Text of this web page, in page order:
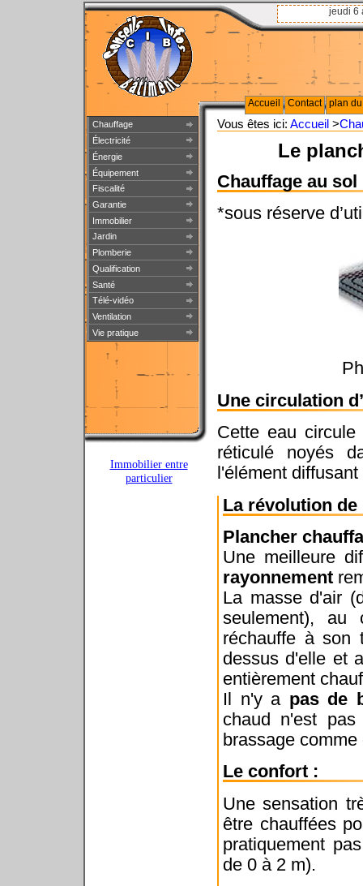
Vous êtes ici: Accueil >
Le
Chauffage au
*sous réserve
Une circulation
Cette eau
réticulé noyés
l'élément
La révolution
Plancher
Une meilleure
rayonnement
La masse d'air
seulement),
réchauffe à son
dessus d'elle et
entièrement
Il n'y a pas de
chaud n'est
brassage
Le confort :
Une sensation
être chauffées
pratiquement
de 0 à 2 m).
jeudi 6
Accueil Contact plan
Chauffage
Électricité
Énergie
Équipement
Fiscalité
Garantie
Immobilier
Jardin
Plomberie
Qualification
Santé
Télé-vidéo
Ventilation
Vie pratique
Immobilier entre
particulier